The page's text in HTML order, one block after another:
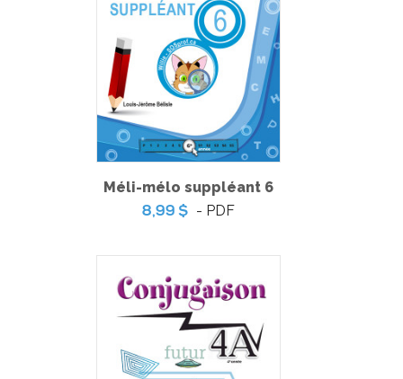
5,99 $-PDF
Méli-mélo suppléant 6
8,99 $ - PDF